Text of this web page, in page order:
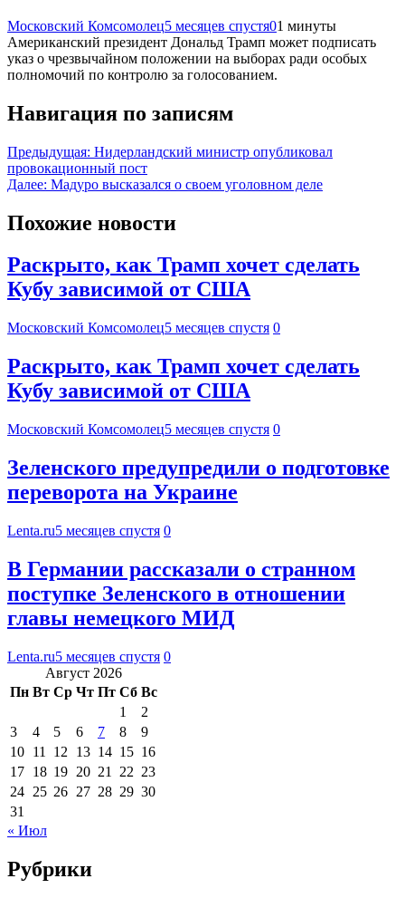
Московский Комсомолец5 месяцев спустя01 минуты
Американский президент Дональд Трамп может подписать
указ о чрезвычайном положении на выборах ради особых
полномочий по контролю за голосованием.
Навигация по записям
Предыдущая: Нидерландский министр опубликовал
провокационный пост
Далее: Мадуро высказался о своем уголовном деле
Похожие новости
Раскрыто, как Трамп хочет сделать
Кубу зависимой от США
Московский Комсомолец5 месяцев спустя 0
Раскрыто, как Трамп хочет сделать
Кубу зависимой от США
Московский Комсомолец5 месяцев спустя 0
Зеленского предупредили о подготовке
переворота на Украине
Lenta.ru5 месяцев спустя 0
В Германии рассказали о странном
поступке Зеленского в отношении
главы немецкого МИД
Lenta.ru5 месяцев спустя 0
Август 2026
Пн Вт Ср Чт Пт Сб Вс
1
2
3
4 5 6 7 8
9
10 11 12 13 14 15 16
17 18 19 20 21 22 23
24 25 26 27 28 29 30
31
« Июл
Рубрики